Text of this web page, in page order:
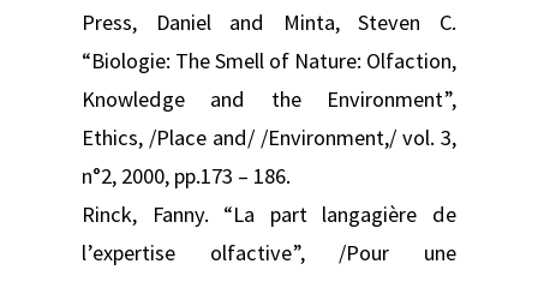
Press, Daniel and Minta, Steven C.
“Biologie: The Smell of Nature: Olfaction,
Knowledge and the Environment”,
Ethics, /Place and/ /Environment,/ vol. 3,
n°2, 2000, pp.173 – 186.
Rinck, Fanny. “La part langagière de
l’expertise olfactive”, /Pour une